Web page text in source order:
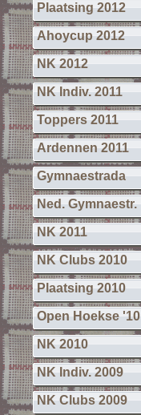
Plaatsing 2012
Ahoycup 2012
NK 2012
NK Indiv. 2011
Toppers 2011
Ardennen 2011
Gymnaestrada
Ned. Gymnaestr.
NK 2011
NK Clubs 2010
Plaatsing 2010
Open Hoekse '10
NK 2010
NK Indiv. 2009
NK Clubs 2009